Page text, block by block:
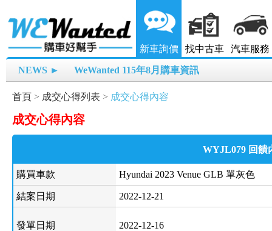
新車詢價 找中古車 汽車服務
NEWS ► WeWanted 115年8月購車資訊
首頁 > 成交心得列表 > 成交心得內容
成交心得內容
WYJL079 回饋
購買車款 Hyundai 2023 Venue GLB 單灰色
結案日期 2022-12-21
發單日期 2022-12-16